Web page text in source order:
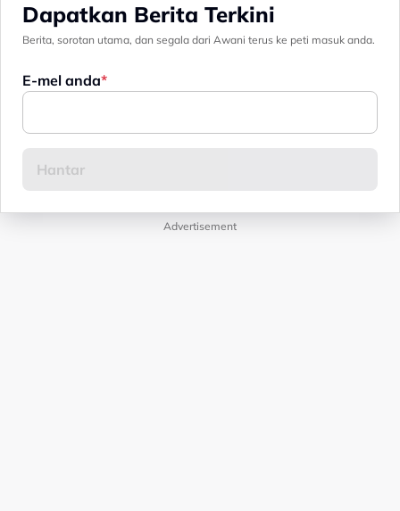
Dapatkan Berita Terkini
Berita, sorotan utama, dan segala dari Awani terus ke peti masuk anda.
E-mel anda
Advertisement